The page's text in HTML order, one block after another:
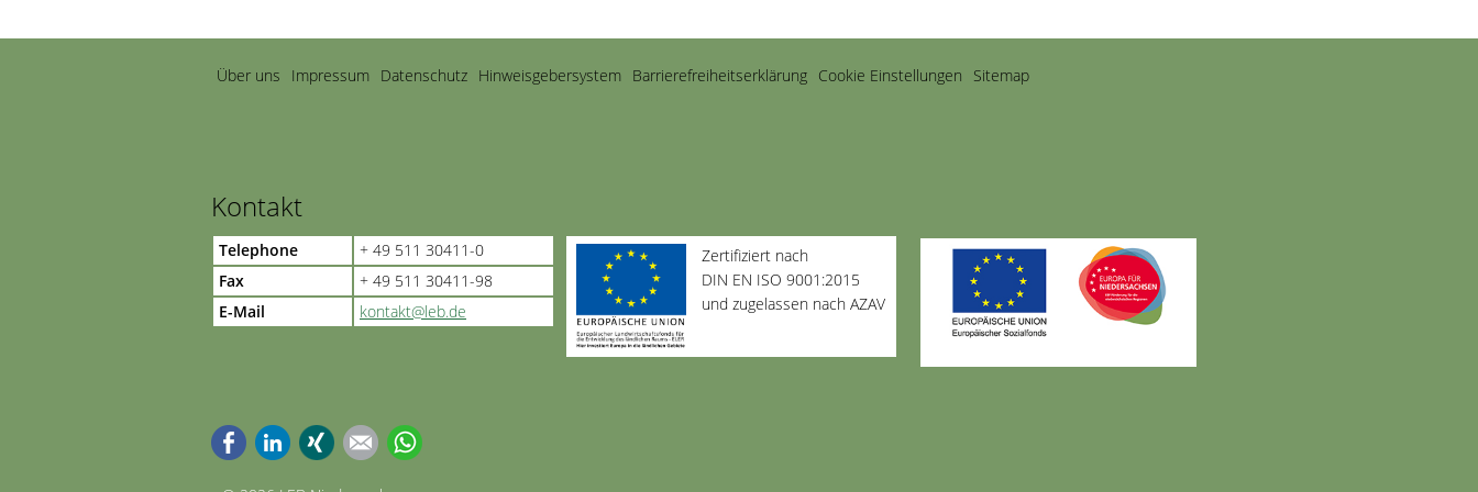
Navigation
überspringen
Über uns Impressum Datenschutz Hinweisgebersystem Barriere­freiheits­erklärung Cookie Einstellungen Sitemap
Kontakt
Telephone
+ 49 511 30411-0
Fax
+ 49 511 30411-98
E-Mail
kontakt@leb.de
Zertifiziert nach
DIN EN ISO 9001:2015
und zugelassen nach AZAV
FacebookLinkedInXing E-mail